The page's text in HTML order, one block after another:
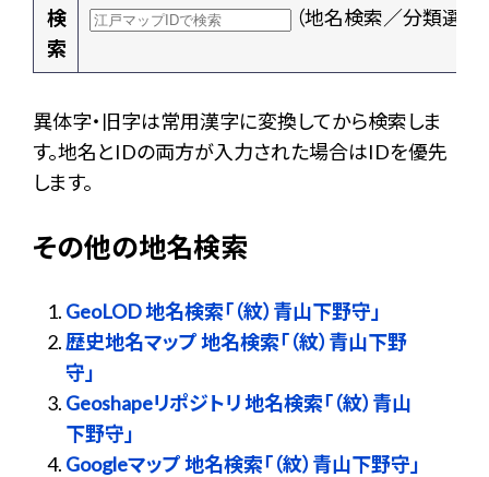
検
索
（地名検索／分類選択
異体字・旧字は常用漢字に変換してから検索しま
す。地名とIDの両方が入力された場合はIDを優先
します。
その他の地名検索
GeoLOD 地名検索「（紋）青山下野守」
歴史地名マップ 地名検索「（紋）青山下野
守」
Geoshapeリポジトリ 地名検索「（紋）青山
下野守」
Googleマップ 地名検索「（紋）青山下野守」